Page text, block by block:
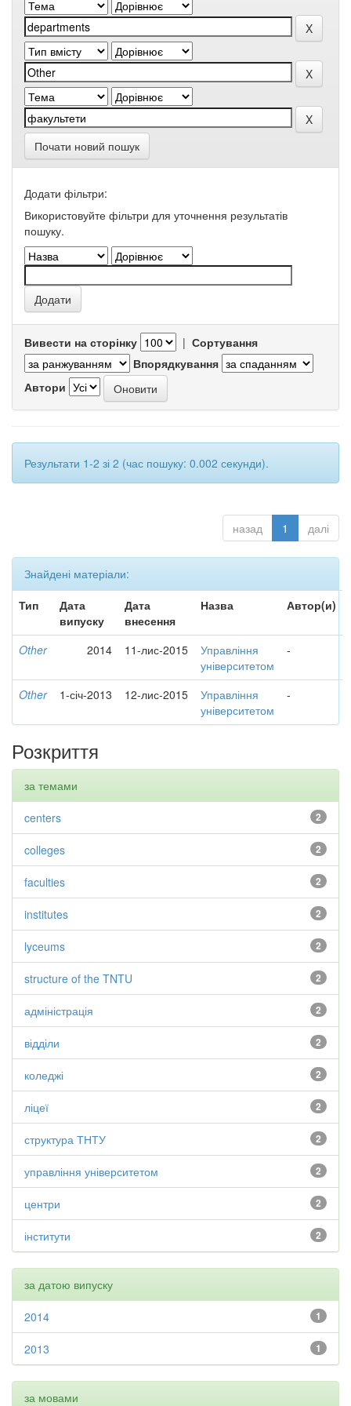
Почати новий пошук
Додати фільтри:
Використовуйте фільтри для уточнення результатів
пошуку.
Вивести на сторінку | Сортування
Впорядкування
Автори
Результати 1-2 зі 2 (час пошуку: 0.002 секунди).
назад 1 далі
Знайдені матеріали:
Тип
Дата
випуску
Дата
внесення
Назва Автор(и)
Other 2014 11-лис-2015
Управління
університетом
-
Other 1-січ-2013 12-лис-2015
Управління
університетом
-
Розкриття
за темами
2
centers
2
colleges
2
faculties
2
institutes
2
lyceums
2
structure of the TNTU
2
адміністрація
2
відділи
2
коледжі
2
ліцеї
2
структура ТНТУ
2
управління університетом
2
центри
2
інститути
за датою випуску
1
2014
1
2013
за мовами